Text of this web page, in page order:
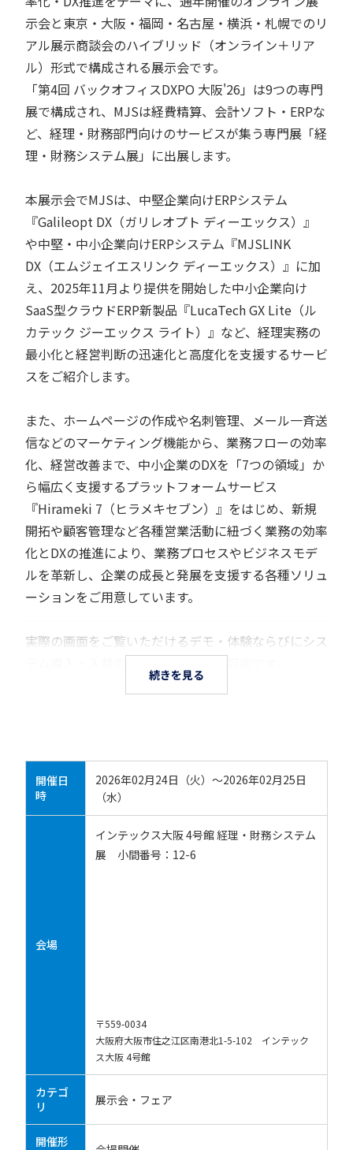
示会と東京・大阪・福岡・名古屋・横浜・札幌でのリ
アル展示商談会のハイブリッド（オンライン＋リア
ル）形式で構成される展示会です。
「第4回 バックオフィスDXPO 大阪'26」は9つの専門
展で構成され、MJSは経費精算、会計ソフト・ERPな
ど、経理・財務部門向けのサービスが集う専門展「経
理・財務システム展」に出展します。
本展示会でMJSは、中堅企業向けERPシステム
『Galileopt DX（ガリレオプト ディーエックス）』
や中堅・中小企業向けERPシステム『MJSLINK
DX（エムジェイエスリンク ディーエックス）』に加
え、2025年11月より提供を開始した中小企業向け
SaaS型クラウドERP新製品『LucaTech GX Lite（ル
カテック ジーエックス ライト）』など、経理実務の
最小化と経営判断の迅速化と高度化を支援するサービ
スをご紹介します。
また、ホームページの作成や名刺管理、メール一斉送
信などのマーケティング機能から、業務フローの効率
化、経営改善まで、中小企業のDXを「7つの領域」か
ら幅広く支援するプラットフォームサービス
『Hirameki 7（ヒラメキセブン）』をはじめ、新規
開拓や顧客管理など各種営業活動に紐づく業務の効率
化とDXの推進により、業務プロセスやビジネスモデ
ルを革新し、企業の成長と発展を支援する各種ソリュ
ーションをご用意しています。
実際の画面をご覧いただけるデモ・体験ならびにシス
続きを見る
開催日
時
2026年02月24日（火）～2026年02月25日
（水）
会場
インテックス大阪 4号館 経理・財務システム
展 小間番号：12-6
〒559-0034
大阪府大阪市住之江区南港北1-5-102 インテック
ス大阪 4号館
カテゴ
リ
展示会・フェア
開催形